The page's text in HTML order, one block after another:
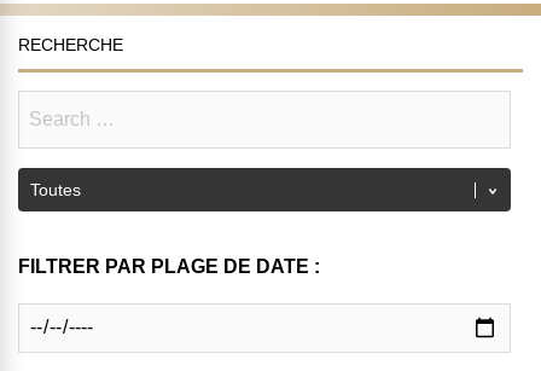
RECHERCHE
FILTRER PAR PLAGE DE DATE :